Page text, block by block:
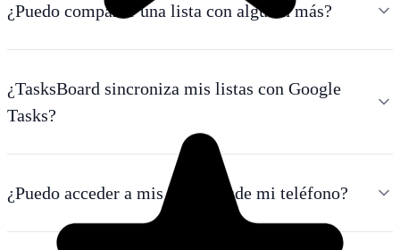
¿Puedo compartir una lista con alguien más?
¿TasksBoard sincroniza mis listas con Google
Tasks?
¿Puedo acceder a mis listas desde mi teléfono?